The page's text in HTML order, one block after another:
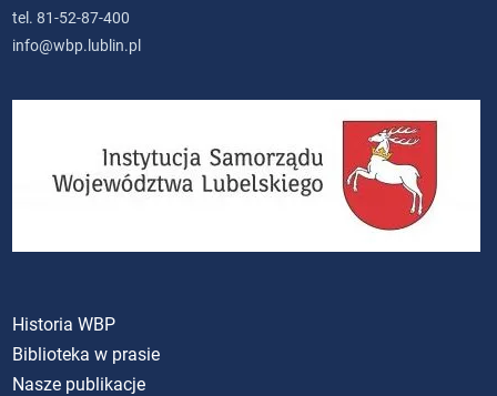
tel. 81-52-87-400
info@wbp.lublin.pl
Historia WBP
Biblioteka w prasie
Nasze publikacje